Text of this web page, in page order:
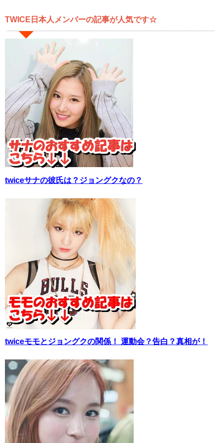
TWICE日本人メンバーの記事が人気です☆
twiceサナの彼氏は？ジョングクなの？
twiceモモとジョングクの関係！ 運動会？告白？真相が！